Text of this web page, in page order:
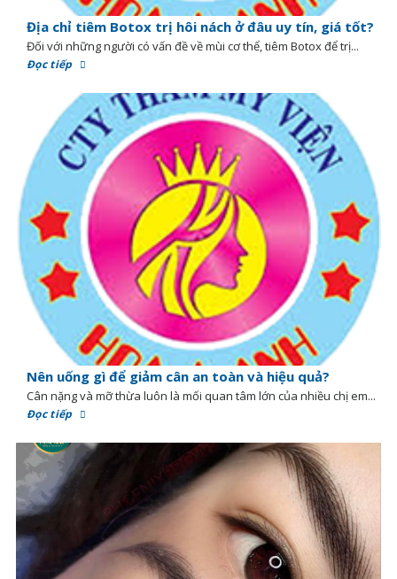
Địa chỉ tiêm Botox trị hôi nách ở đâu uy tín, giá tốt?
Đối với những người có vấn đề về mùi cơ thể, tiêm Botox để trị...
Đọc tiếp
Nên uống gì để giảm cân an toàn và hiệu quả?
Cân nặng và mỡ thừa luôn là mối quan tâm lớn của nhiều chị em...
Đọc tiếp